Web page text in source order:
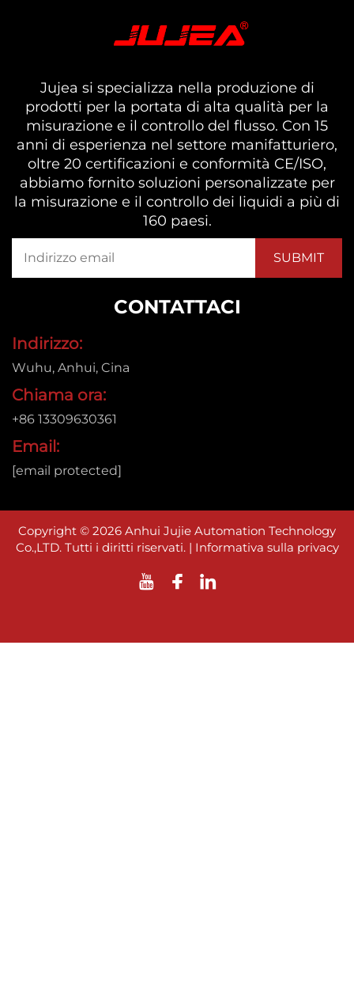
Jujea si specializza nella produzione di
prodotti per la portata di alta qualità per la
misurazione e il controllo del flusso. Con 15
anni di esperienza nel settore manifatturiero,
oltre 20 certificazioni e conformità CE/ISO,
abbiamo fornito soluzioni personalizzate per
la misurazione e il controllo dei liquidi a più di
160 paesi.
CONTATTACI
Indirizzo:
Wuhu, Anhui, Cina
Chiama ora:
+86 13309630361
Email:
[email protected]
Copyright © 2026 Anhui Jujie Automation Technology
Co.,LTD. Tutti i diritti riservati. | Informativa sulla privacy